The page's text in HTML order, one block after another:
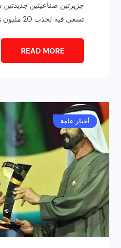
جزيرتين صناعيتين
تسعى فيه لجذب 20 مليون زائر بحلول 2020 حين تستضيف دبي معرض إكسبو الدولي 2020. ما الذي يضمه […]
READ MORE
أخبار عامة